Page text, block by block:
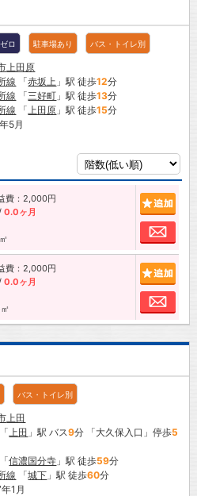
ロ 駐車場あり バス・トイレ別
上田原
線 「赤坂上 」駅 徒歩12分
線 「三好町 」駅 徒歩13分
線 「 上田原 」駅 徒歩15分
5月
費：2,000円
/ 0.0ヶ月
お
費：2,000円
/ 0.0ヶ月
お
バス・トイレ別
上田
「 上田 」駅 バス9分 「大久保入口」停歩5
「信濃国分寺 」駅 徒歩59分
線 「城下 」駅 徒歩60分
1月